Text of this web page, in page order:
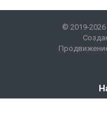
© 2019-2026